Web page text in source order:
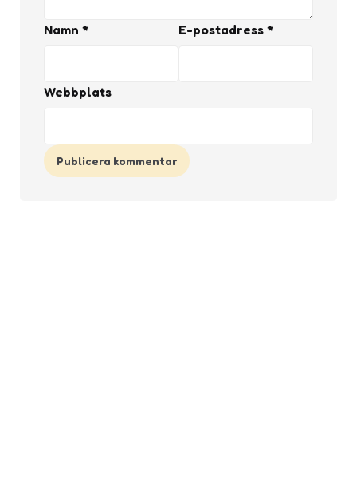
Namn * E-postadress *
Webbplats